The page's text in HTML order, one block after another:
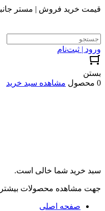
قیمت خرید فروش | مستر
ورود | ثبت‌نام
بستن
0 محصول
مشاهده سبد خرید
سبد خرید شما خالی است.
جهت مشاهده محصولات بیشتر
صفحه اصلی